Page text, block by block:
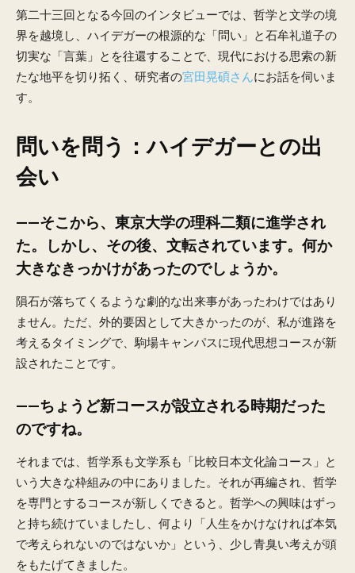
第二十三回となる今回のインタビューでは、哲学と文学の境
界を越境し、ハイデガーの根源的な「問い」と石牟礼道子の
切実な「言葉」とを往還することで、現代における思索の新
たな地平を切り拓く、研究者の宮田晃碩さんにお話を伺いま
す。
問いを問う：ハイデガーとの出
会い
——そこから、東京大学の理科二類に進学され
た。しかし、その後、文転されています。何か
大きなきっかけがあったのでしょうか。
隕石が落ちてくるような劇的な出来事があったわけではあり
ません。ただ、外的要因として大きかったのが、私が進路を
考えるタイミングで、駒場キャンパスに現代思想コースが新
設されたことです。
——ちょうど新コースが設立される時期だった
のですね。
それまでは、哲学系も文学系も「比較日本文化論コース」と
いう大きな枠組みの中にありました。それが再編され、哲学
を専門とするコースが新しくできると。哲学への興味はずっ
と持ち続けていましたし、何より「人生をかけなければ本気
で考えられないのではないか」という、少し青臭い考えが頭
をもたげてきました。